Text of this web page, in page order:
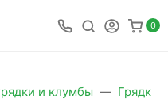
0
и клумбы Грядки